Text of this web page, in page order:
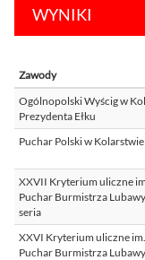
WYNIKI
Zawody
Ogólnopolski Wyścig w
Prezydenta Ełku
Puchar Polski w
XXVII Kryterium uliczne
Puchar Burmistrza
seria
XXVI Kryterium uliczne
Puchar Burmistrza Lubawy